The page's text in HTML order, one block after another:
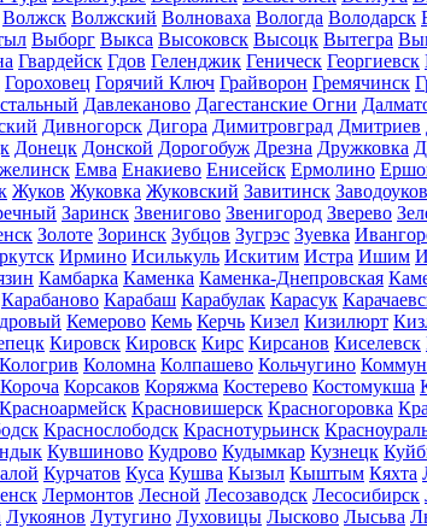
Волжск Волжский Волноваха Вологда Володарск
Выборг Выкса Высоковск Высоцк Вытегра
Гвардейск Гдов Геленджик Геническ Георгиевск
Гороховец Горячий Ключ Грайворон Гремячинск
Давлеканово Дагестанские Огни
Дивногорск Дигора Димитровград Дмитриев
Донецк Донской Дорогобуж Дрезна Дружковка
Емва Енакиево Енисейск Ермолино
Жуков Жуковка Жуковский Завитинск
Заринск Звенигово Звенигород Зверево
Золоте Зоринск Зубцов Зугрэс Зуевка
Ирмино Исилькуль Искитим Истра Ишим
Камбарка Каменка Каменка-Днепровская
Карабаново Карабаш Карабулак Карасук
Кемерово Кемь Керчь Кизел Кизилюрт
Кировск Кировск Кирс Кирсанов Киселевск
Кологрив Коломна Колпашево Кольчугино
Короча Корсаков Коряжма Костерево Костомукша
Красноармейск Красновишерск Красногоровка
Краснослободск Краснотурьинск
Кувшиново Кудрово Кудымкар Кузнецк
Курчатов Куса Кушва Кызыл Кыштым Кяхта
Лермонтов Лесной Лесозаводск Лесосибирск
Лукоянов Лутугино Луховицы Лысково Лысьва